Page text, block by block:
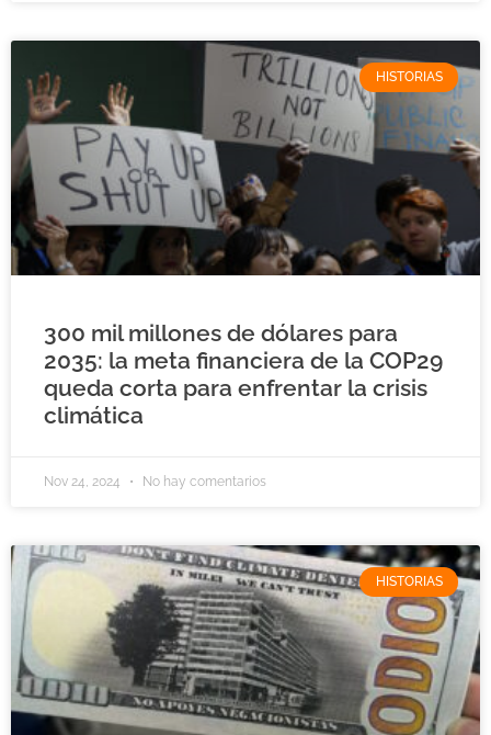
HISTORIAS
300 mil millones de dólares para
2035: la meta financiera de la COP29
queda corta para enfrentar la crisis
climática
Nov 24, 2024 No hay comentarios
HISTORIAS